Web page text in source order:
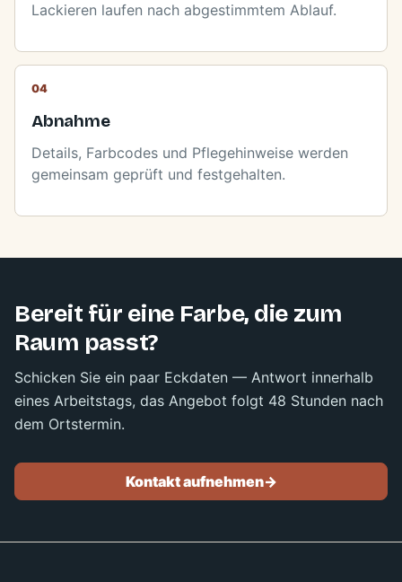
Lackieren laufen nach abgestimmtem Ablauf.
Abnahme
Details, Farbcodes und Pflegehinweise werden
gemeinsam geprüft und festgehalten.
Bereit für eine Farbe, die zum
Raum passt?
Schicken Sie ein paar Eckdaten — Antwort innerhalb
eines Arbeitstags, das Angebot folgt 48 Stunden nach
dem Ortstermin.
Kontakt aufnehmen->